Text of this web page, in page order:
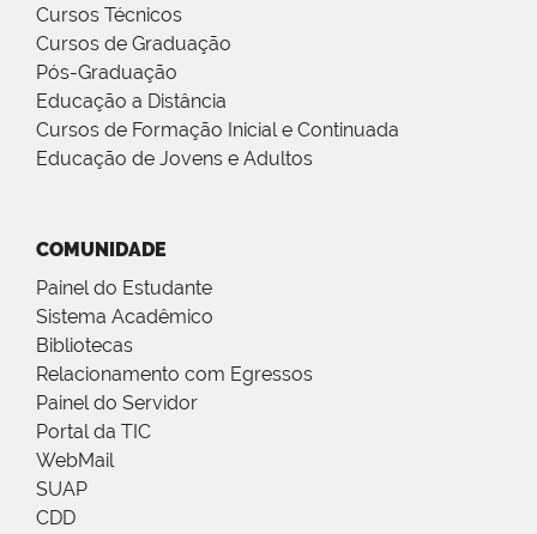
Cursos Técnicos
Cursos de Graduação
Pós-Graduação
Educação a Distância
Cursos de Formação Inicial e Continuada
Educação de Jovens e Adultos
COMUNIDADE
Painel do Estudante
Sistema Acadêmico
Bibliotecas
Relacionamento com Egressos
Painel do Servidor
Portal da TIC
WebMail
SUAP
CDD